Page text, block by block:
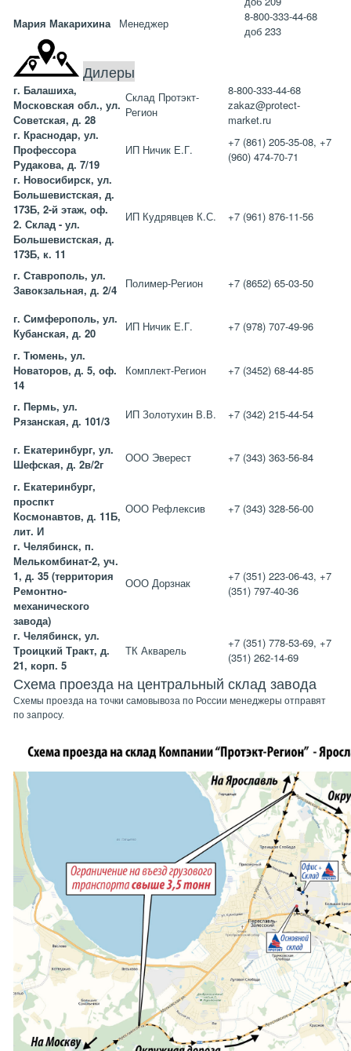
Мария Макарихина
Менеджер
8-800-333-44-68
доб 233
Дилеры
г. Балашиха,
Московская обл., ул.
Советская, д. 28
Склад Протэкт-
Регион
8-800-333-44-68
zakaz@protect-
market.ru
г. Краснодар, ул.
Профессора
Рудакова, д. 7/19
ИП Ничик Е.Г.
+7 (861) 205-35-08, +7
(960) 474-70-71
г. Новосибирск, ул.
Большевистская, д.
173Б, 2-й этаж, оф.
2.Склад - ул.
Большевистская, д.
173Б, к. 11
ИП Кудрявцев К.С. +7 (961) 876-11-56
г. Ставрополь, ул.
Завокзальная, д. 2/4
Полимер-Регион +7 (8652) 65-03-50
г. Симферополь, ул.
Кубанская, д. 20
ИП Ничик Е.Г.
+7 (978) 707-49-96
г. Тюмень, ул.
Новаторов, д. 5, оф.
14
Комплект-Регион +7 (3452) 68-44-85
г. Пермь, ул.
Рязанская, д. 101/3
ИП Золотухин В.В. +7 (342) 215-44-54
г. Екатеринбург, ул.
Шефская, д. 2в/2г
ООО Эверест
+7 (343) 363-56-84
г. Екатеринбург,
проспкт
Космонавтов, д. 11Б,
лит. И
ООО Рефлексив +7 (343) 328-56-00
г. Челябинск, п.
Мелькомбинат-2, уч.
1, д. 35 (территория
Ремонтно-
механического
завода)
ООО Дорзнак
+7 (351) 223-06-43, +7
(351) 797-40-36
г. Челябинск, ул.
Троицкий Тракт, д.
21, корп. 5
ТК Акварель
+7 (351) 778-53-69, +7
(351) 262-14-69
Схема проезда на центральный склад завода
Схемы проезда на точки самовывоза по России менеджеры отправят
по запросу.